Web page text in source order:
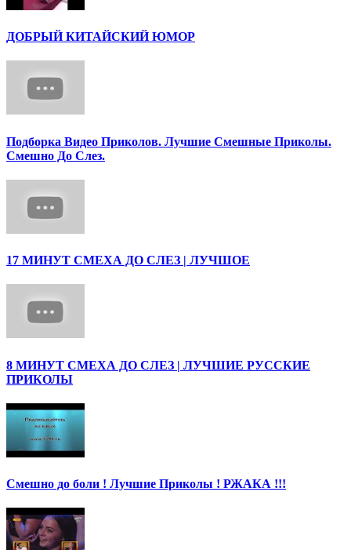
ДОБРЫЙ КИТАЙСКИЙ ЮМОР
Подборка Видео Приколов. Лучшие Смешные Приколы.
Смешно До Слез.
17 МИНУТ СМЕХА ДО СЛЕЗ | ЛУЧШОЕ
8 МИНУТ СМЕХА ДО СЛЕЗ | ЛУЧШИЕ РУССКИЕ
ПРИКОЛЫ
Смешно до боли ! Лучшие Приколы ! РЖАКА !!!